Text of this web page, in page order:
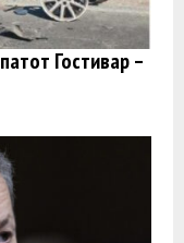
Гостивар –